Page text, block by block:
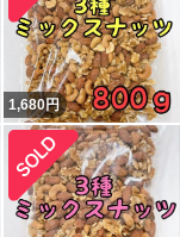
1,680円